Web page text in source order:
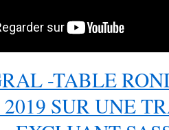
-TABLE
SUR UNE